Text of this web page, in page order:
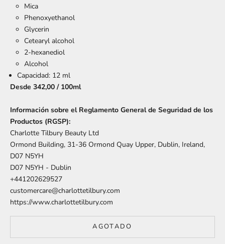
Mica
Phenoxyethanol
Glycerin
Cetearyl alcohol
2-hexanediol
Alcohol
Capacidad: 12 ml
Desde 342,00 / 100ml
Información sobre el Reglamento General de Seguridad de los
Productos (RGSP):
Charlotte Tilbury Beauty Ltd
Ormond Building, 31-36 Ormond Quay Upper, Dublin, Ireland,
D07 N5YH
D07 N5YH - Dublin
+441202629527
customercare@charlottetilbury.com
https://www.charlottetilbury.com
AGOTADO